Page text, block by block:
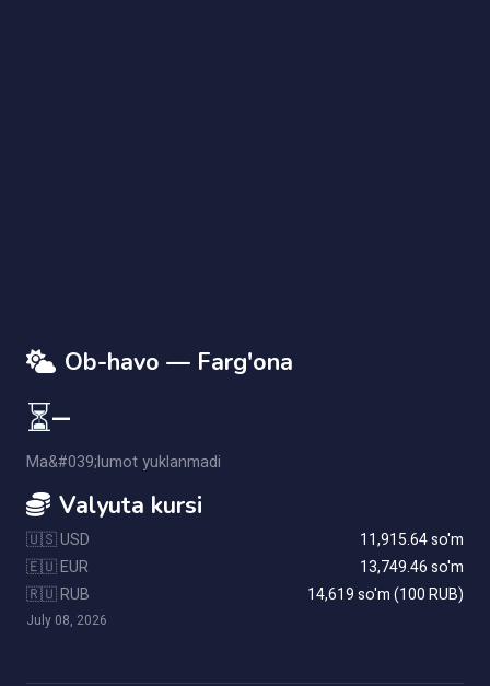
Ob-havo — Farg'ona
⏳—
Ma&#039;lumot yuklanmadi
Valyuta kursi
🇺🇸 USD
11,915.64 so'm
🇪🇺 EUR
13,749.46 so'm
🇷🇺 RUB
14,619 so'm (100 RUB)
July 08, 2026